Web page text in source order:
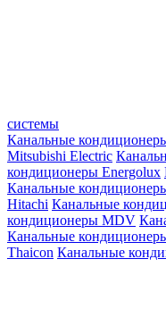
системы
Канальные
Mitsubishi Electric
кондиционеры Energolux
Канальные
Hitachi Канальные
кондиционеры MDV
Канальные
Thaicon Канальные